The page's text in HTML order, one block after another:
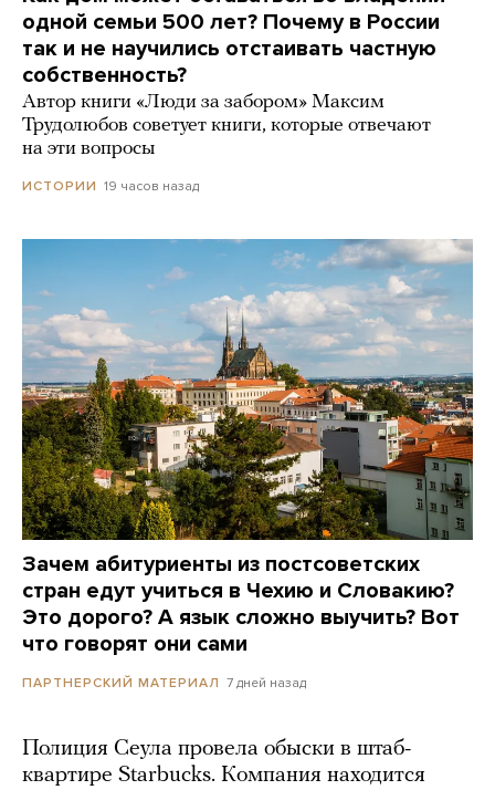
одной семьи 500 лет? Почему в России
так и не научились отстаивать частную
собственность?
Автор книги «Люди за забором» Максим
Трудолюбов советует книги, которые отвечают
на эти вопросы
ИСТОРИИ 19 часов назад
Зачем абитуриенты из постсоветских
стран едут учиться в Чехию и Словакию?
Это дорого? А язык сложно выучить? Вот
что говорят они сами
ПАРТНЕРСКИЙ МАТЕРИАЛ 7 дней назад
Полиция Сеула провела обыски в штаб-
квартире Starbucks. Компания находится